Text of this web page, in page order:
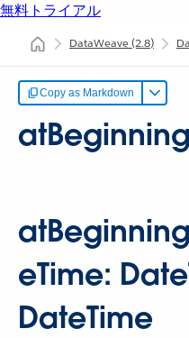
無料トライアル
DataWeave(2.8)
Copy as Markdown
eTime:
DateTime